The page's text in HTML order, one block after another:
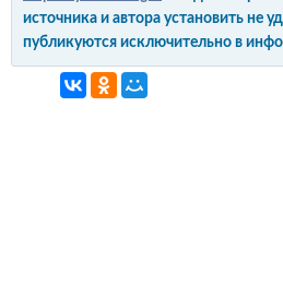
источника и автора установить не
публикуются исключительно в